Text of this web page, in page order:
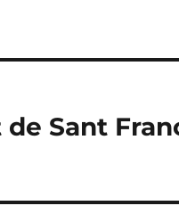
Sant